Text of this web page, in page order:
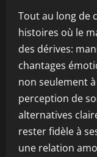
Tout au long de
histoires où le
des dérives:
chantages
non seulement
perception de
alternatives
rester fidèle à
une relation